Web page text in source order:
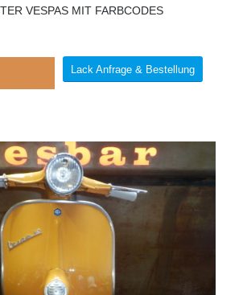
VESPAS MIT FARBCODES
Lack Anfrage & Bestellung